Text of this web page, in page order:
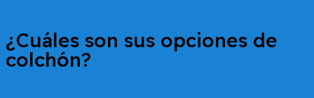
¿Cuáles son sus opciones de
colchón?